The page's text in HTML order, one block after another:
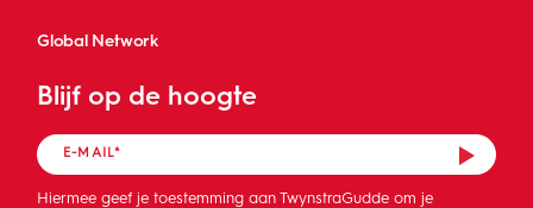
Global Network
Blijf op de hoogte
Hiermee geef je toestemming aan TwynstraGudde om je